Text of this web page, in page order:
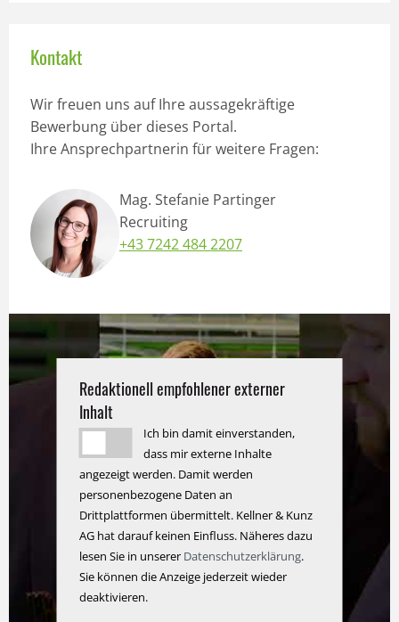
Kontakt
Wir freuen uns auf Ihre aussagekräftige
Bewerbung über dieses Portal.
Ihre Ansprechpartnerin für weitere Fragen:
Mag. Stefanie Partinger
Recruiting
+43 7242 484 2207
Redaktionell empfohlener externer
Inhalt
Ich bin damit einverstanden,
dass mir externe Inhalte
angezeigt werden. Damit werden
personenbezogene Daten an
Drittplattformen übermittelt. Kellner & Kunz
AG hat darauf keinen Einfluss. Näheres dazu
lesen Sie in unserer Datenschutzerklärung.
Sie können die Anzeige jederzeit wieder
deaktivieren.